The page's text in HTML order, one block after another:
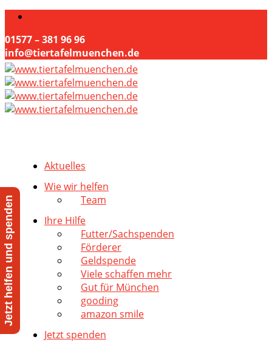
01577 – 381 96 96
info@tiertafelmuenchen.de
Aktuelles
Wie wir helfen
Team
Ihre Hilfe
Futter/Sachspenden
Förderer
Geldspende
Viele schaffen mehr
Gut für München
gooding
amazon smile
Jetzt spenden
Jetzt helfen und spenden